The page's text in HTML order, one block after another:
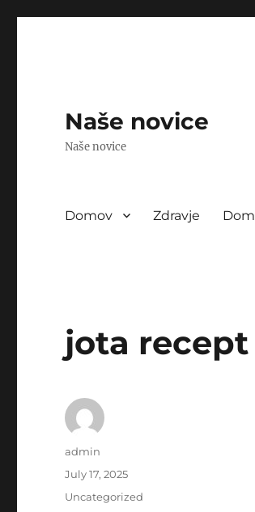
Naše novice
Naše novice
Domov Zdravje Dom
jota recept
Author
admin
Posted
July 17, 2025
Categories
Uncategorized